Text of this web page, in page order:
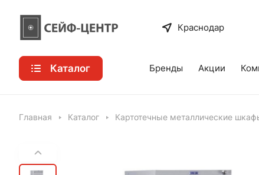
Краснодар
Каталог Бренды Акции
Главная Каталог Картотечные металлические